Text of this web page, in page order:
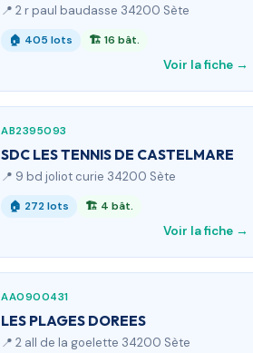
📍 2 r paul baudasse 34200 Sète
🏠 405 lots 🏗 16 bât.
Voir la fiche →
AB2395093
SDC LES TENNIS DE CASTELMARE
📍 9 bd joliot curie 34200 Sète
🏠 272 lots 🏗 4 bât.
Voir la fiche →
AA0900431
LES PLAGES DOREES
📍 2 all de la goelette 34200 Sète